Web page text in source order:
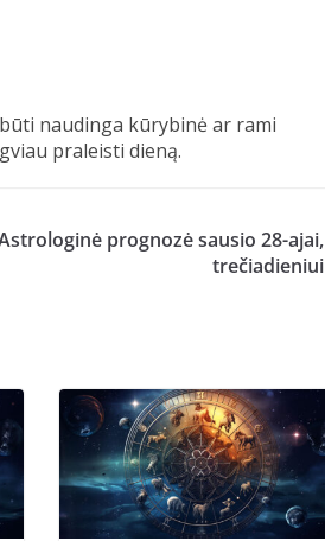
naudinga kūrybinė ar rami
praleisti dieną.
prognozė sausio 28-ajai,
trečiadieniui